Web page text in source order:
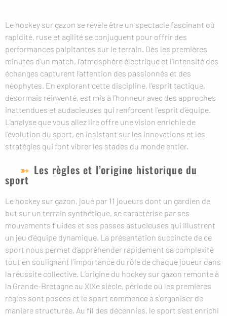
Le hockey sur gazon se révèle être un spectacle fascinant où
rapidité, ruse et agilité se conjuguent pour offrir des
performances palpitantes sur le terrain. Dès les premières
minutes d’un match, l’atmosphère électrique et l’intensité des
échanges capturent l’attention des passionnés et des
néophytes. En explorant cette discipline, l’esprit tactique,
désormais réinventé, est mis à l’honneur avec des approches
inattendues et audacieuses qui renforcent l’esprit d’équipe.
L’analyse que vous allez lire offre une vision enrichie de
l’évolution du sport, en insistant sur les innovations et les
stratégies qui font vibrer les stades du monde entier.
Les règles et l’origine historique du
sport
Le hockey sur gazon, joué par 11 joueurs dont un gardien de
but sur un terrain synthétique, se caractérise par ses
mouvements fluides et ses passes astucieuses qui illustrent
un jeu d’équipe dynamique. La présentation succincte de ce
sport nous permet d’appréhender rapidement sa complexité
tout en soulignant l’importance du rôle de chaque joueur dans
la réussite collective. L’origine du hockey sur gazon remonte à
la Grande-Bretagne au XIXe siècle, période où les premières
règles sont posées et le sport commence à s’organiser de
manière structurée. Au fil des décennies, le sport s’est enrichi